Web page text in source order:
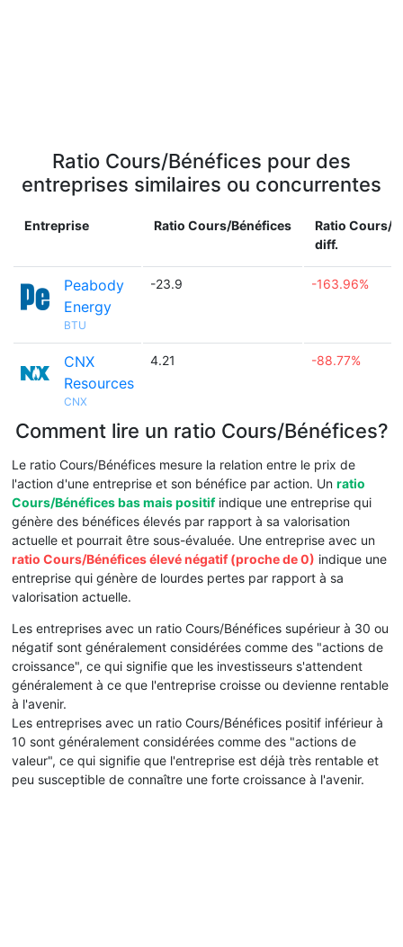
Ratio Cours/Bénéfices pour des
entreprises similaires ou concurrentes
Entreprise Ratio Cours/Bénéfices
Ratio Cours/
diff.
Peabody
Energy
BTU
-23.9 -163.96%
CNX
Resources
CNX
4.21 -88.77%
Comment lire un ratio Cours/Bénéfices?
Le ratio Cours/Bénéfices mesure la relation entre le prix de
l'action d'une entreprise et son bénéfice par action. Un ratio
Cours/Bénéfices bas mais positifindique une entreprise qui
génère des bénéfices élevés par rapport à sa valorisation
actuelle et pourrait être sous-évaluée. Une entreprise avec un
ratio Cours/Bénéfices élevé négatif (proche de 0) indique une
entreprise qui génère de lourdes pertes par rapport à sa
valorisation actuelle.
Les entreprises avec un ratio Cours/Bénéfices supérieur à 30 ou
négatif sont généralement considérées comme des "actions de
croissance", ce qui signifie que les investisseurs s'attendent
généralement à ce que l'entreprise croisse ou devienne rentable
à l'avenir.
Les entreprises avec un ratio Cours/Bénéfices positif inférieur à
10 sont généralement considérées comme des "actions de
valeur", ce qui signifie que l'entreprise est déjà très rentable et
peu susceptible de connaître une forte croissance à l'avenir.